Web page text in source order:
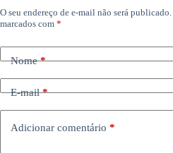
O seu endereço de e-mail não será publicado.
marcados com *
Nome*
E-mail*
Adicionar comentário *